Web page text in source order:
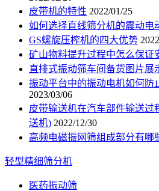
皮带机的特性 2022/01/25
如何选择直线筛分机的震动电
GS螺旋压榨机的四大优势
矿山物料提升过程中怎么保证
直排式振动筛车间备货图片展
振动平台中的振动电机如何
2023/03/06
皮带输送机在汽车部件输送过
送机) 2022/12/30
高频电磁振网筛组成部分有
轻型精细筛分机
医药振动筛